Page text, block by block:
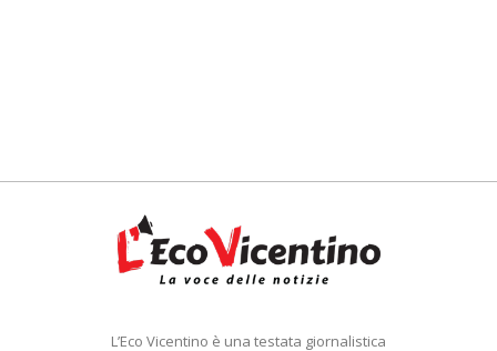
L’Eco Vicentino è una testata giornalistica